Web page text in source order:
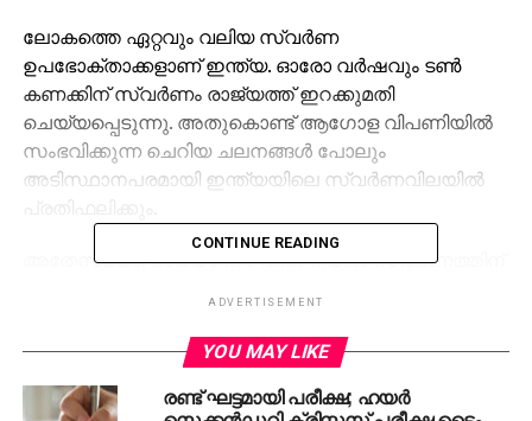
ലോകത്തെ ഏറ്റവും വലിയ സ്വർണ
ഉപഭോക്താക്കളാണ് ഇന്ത്യ. ഓരോ വർഷവും ടൺ
കണക്കിന് സ്വർണം രാജ്യത്ത് ഇറക്കുമതി
ചെയ്യപ്പെടുന്നു. അതുകൊണ്ട് ആഗോള വിപണിയിൽ
സംഭവിക്കുന്ന ചെറിയ ചലനങ്ങൾ പോലും
അടിസ്ഥാനപരമായി ഇന്ത്യയിലെ സ്വർണവിലയിൽ
അതേസമയം, രാജ്യാന്തര വിപണിയിൽ സ്വർണത്തിന്
ആവശ്യകത, ഇറക്കുമതി തീരുവ എന്നീ ഘടകങ്ങൾ
ഇന്ത്യയിലെ സ്വർണവില നിശ്ചയിക്കുന്നതിൽ പ്രധാന
പങ്കുവഹിക്കും.
CONTINUE READING
ADVERTISEMENT
YOU MAY LIKE
രണ്ട് ഘട്ടമായി പരീക്ഷ; ഹയര്‍